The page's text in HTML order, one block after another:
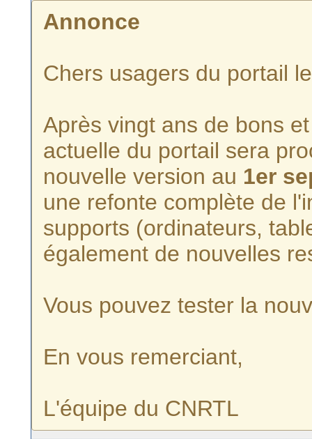
Annonce
Chers usagers du portail
Après vingt ans de bons
actuelle du portail sera
nouvelle version au 1er
une refonte complète de
supports (ordinateurs,
également de nouvelles
Vous pouvez tester la
En vous remerciant,
L'équipe du CNRTL